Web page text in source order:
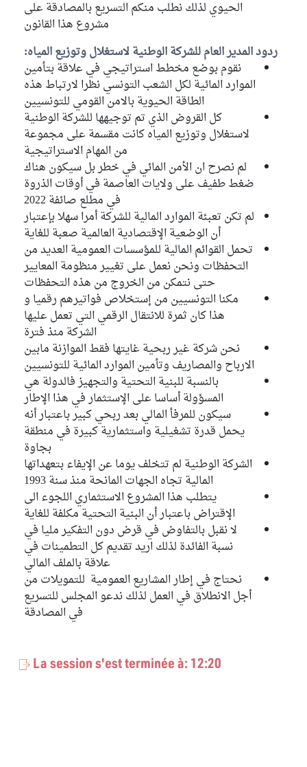
الحيوي لذلك نطلب منكم التسريع بالمصادقة على
مشروع هذا القانون
ردود المدير العام للشركة الوطنية لاستغلال وتوزيع المياه:
نقوم بوضع مخطط استراتيجي في علاقة بتأمين
الموارد المائية لكل الشعب التونسي نظرا لارتباط هذه
الطاقة الحيوية بالامن القومي للتونسيين
كل القروض الذي تم توجيهها للشركة الوطنية
لاستغلال وتوزيع المياه كانت مقسمة على مجموعة
من المهام الاستراتيجية
لم نصرح ان الأمن المائي في خطر بل سيكون هناك
ضغط طفيف على ولايات العاصمة في أوقات الذروة
في مطلع صائفة 2022
لم تكن تعبئة الموارد المالية للشركة أمرا سهلا بإعتبار
أن الوضعية الإقتصادية العالمية صعبة للغاية
تحمل القوائم المالية للمؤسسات العمومية العديد من
التحفظات ونحن نعمل على تغيير منظومة المعايير
حتى نتمكن من الخروج من هذه التحفظات
مكنا التونسيين من إستخلاص فواتيرهم رقميا و
هذا كان ثمرة للانتقال الرقمي التي تعمل عليها
الشركة منذ فترة
نحن شركة غير ربحية غايتها فقط الموازنة مابين
الارباح والمصاريف وتأمين الموارد المائية للتونسيين
بالنسبة للبنية التحتية والتجهيز فالدولة هي
المسؤولة أساسا على الإستثمار في هذا الإطار
سيكون للمرفأ المالي بعد ربحي كبير باعتبار أنه
يحمل قدرة تشغيلية واستثمارية كبيرة في منطقة
بجاوة
الشركة الوطنية لم تتخلف يوما عن الإيفاء بتعهداتها
المالية تجاه الجهات المانحة منذ سنة 1993
يتطلب هذا المشروع الاستثماري اللجوء الى
الإقتراض باعتبار أن البنية التحتية مكلفة للغاية
لا نقبل بالتفاوض في قرض دون التفكير مليا في
نسبة الفائدة لذلك اريد تقديم كل التطمينات في
علاقة بالملف المالي
نحتاج في إطار المشاريع العمومية للتمويلات من
أجل الانطلاق في العمل لذلك ندعو المجلس للتسريع
في المصادقة
La session s'est terminée à: 12:20